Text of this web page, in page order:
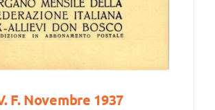
F. Novembre 1937